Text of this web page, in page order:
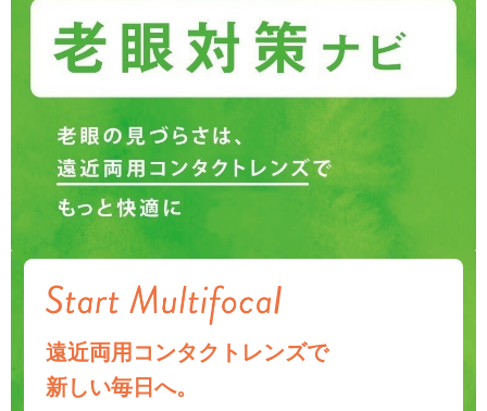
遠近両用コンタクトレンズで
新しい毎日へ。